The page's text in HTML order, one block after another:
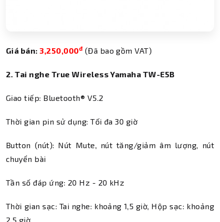
Giá bán: 3,250,000đ (Đã bao gồm VAT)
2. Tai nghe True Wireless Yamaha TW-E5B
Giao tiếp: Bluetooth® V5.2
Thời gian pin sử dụng: Tối đa 30 giờ
Button (nút): Nút Mute, nút tăng/giảm âm lượng, nút
chuyển bài
Tần số đáp ứng: 20 Hz - 20 kHz
Thời gian sạc: Tai nghe: khoảng 1,5 giờ, Hộp sạc: khoảng
2,5 giờ